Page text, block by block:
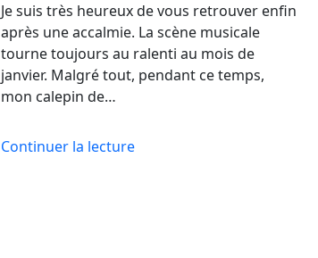
Je suis très heureux de vous retrouver enfin
après une accalmie. La scène musicale
tourne toujours au ralenti au mois de
janvier. Malgré tout, pendant ce temps,
mon calepin de…
Continuer la lecture